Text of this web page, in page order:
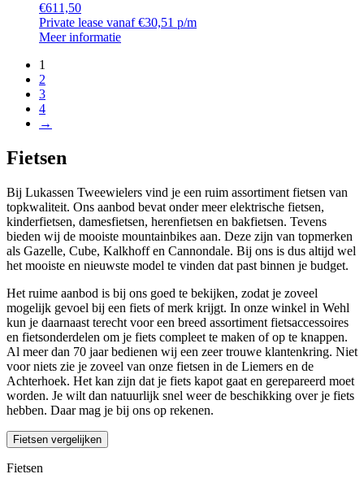
€611,50
Private lease vanaf €30,51 p/m
Meer informatie
1
2
3
4
→
Fietsen
Bij Lukassen Tweewielers vind je een ruim assortiment fietsen van
topkwaliteit. Ons aanbod bevat onder meer elektrische fietsen,
kinderfietsen, damesfietsen, herenfietsen en bakfietsen. Tevens
bieden wij de mooiste mountainbikes aan. Deze zijn van topmerken
als Gazelle, Cube, Kalkhoff en Cannondale. Bij ons is dus altijd wel
het mooiste en nieuwste model te vinden dat past binnen je budget.
Het ruime aanbod is bij ons goed te bekijken, zodat je zoveel
mogelijk gevoel bij een fiets of merk krijgt. In onze winkel in Wehl
kun je daarnaast terecht voor een breed assortiment fietsaccessoires
en fietsonderdelen om je fiets compleet te maken of op te knappen.
Al meer dan 70 jaar bedienen wij een zeer trouwe klantenkring. Niet
voor niets zie je zoveel van onze fietsen in de Liemers en de
Achterhoek. Het kan zijn dat je fiets kapot gaat en gerepareerd moet
worden. Je wilt dan natuurlijk snel weer de beschikking over je fiets
hebben. Daar mag je bij ons op rekenen.
Fietsen vergelijken
Fietsen